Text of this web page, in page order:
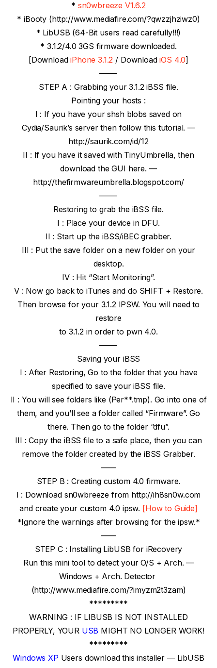
* sn0wbreeze V1.6.2
* iBooty (http://www.mediafire.com/?qwzzjhziwz0)
* LibUSB (64-Bit users read carefully!!!)
* 3.1.2/4.0 3GS firmware downloaded.
[DownloadiPhone 3.1.2 / DownloadiOS 4.0]
——-
STEP A : Grabbing your 3.1.2 iBSS file.
Pointing your hosts :
I : If you have your shsh blobs saved on
Cydia/Saurik’s server then follow this tutorial. —
http://saurik.com/id/12
II : If you have it saved with TinyUmbrella, then
download the GUI here. —
http://thefirmwareumbrella.blogspot.com/
——-
Restoring to grab the iBSS file.
I : Place your device in DFU.
II : Start up the iBSS/iBEC grabber.
III : Put the save folder on a new folder on your
desktop.
IV : Hit “Start Monitoring”.
V : Now go back to iTunes and do SHIFT + Restore.
Then browse for your 3.1.2 IPSW. You will need to
restore
to 3.1.2 in order to pwn 4.0.
——-
Saving your iBSS
I : After Restoring, Go to the folder that you have
specified to save your iBSS file.
II : You will see folders like (Per**.tmp). Go into one of
them, and you’ll see a folder called “Firmware”. Go
there. Then go to the folder “dfu”.
III : Copy the iBSS file to a safe place, then you can
remove the folder created by the iBSS Grabber.
——
STEP B : Creating custom 4.0 firmware.
I : Download sn0wbreeze from http://ih8sn0w.com
and create your custom 4.0 ipsw. [How to Guide]
*Ignore the warnings after browsing for the ipsw.*
——
STEP C : Installing LibUSB for iRecovery
Run this mini tool to detect your O/S + Arch. —
Windows + Arch. Detector
(http://www.mediafire.com/?imyzm2t3zam)
*********
WARNING : IF LIBUSB IS NOT INSTALLED
PROPERLY, YOUR USB MIGHT NO LONGER WORK!
*********
Windows XP Users download this installer — LibUSB